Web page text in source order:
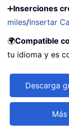
➕Inserciones
miles/Insertar
🌍Compatible
tu idioma y es
Descarga